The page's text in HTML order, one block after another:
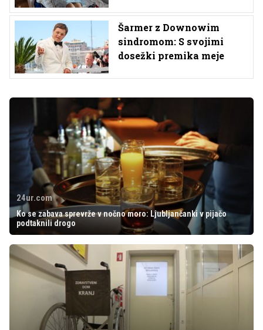
Šarmer z Downowim
sindromom: S svojimi
dosežki premika meje
24ur.com
Ko se zabava sprevrže v nočno moro: Ljubljančanki v pijačo
podtaknili drogo